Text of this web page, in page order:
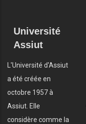
Université
Assiut
L'Université d'Assiut
a été créée en
octobre 1957 à
Assiut. Elle
considère comme la